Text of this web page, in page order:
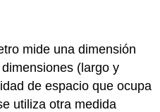
mide una dimensión
(largo y
de espacio que ocupa
utiliza otra medida